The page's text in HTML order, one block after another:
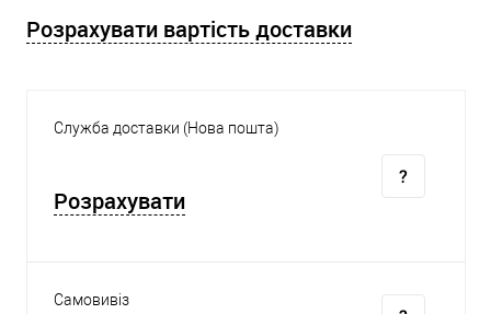
Розрахувати вартість доставки
Служба доставки (Нова пошта)
Розрахувати
Самовивіз